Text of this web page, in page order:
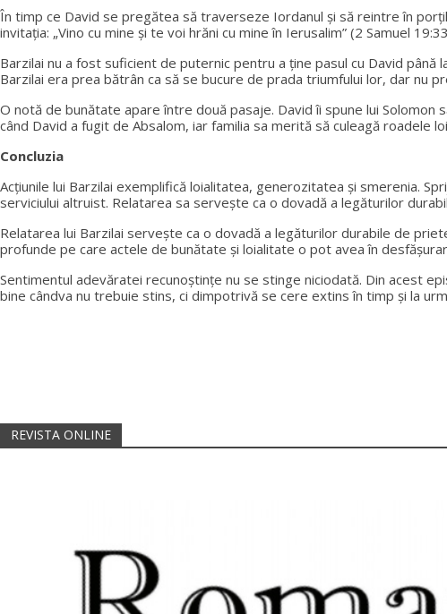
În timp ce David se pregătea să traverseze Iordanul și să reintre în
invitația: „Vino cu mine și te voi hrăni cu mine în Ierusalim” (2 Samuel
Barzilai nu a fost suficient de puternic pentru a ține pasul cu David până
Barzilai era prea bătrân ca să se bucure de prada triumfului lor, dar nu
O notă de bunătate apare între două pasaje. David îi spune lui
când David a fugit de Absalom, iar familia sa merită să culeagă
Concluzia
Acțiunile lui Barzilai exemplifică loialitatea, generozitatea și smerenia.
serviciului altruist. Relatarea sa servește ca o dovadă a legăturilor
Relatarea lui Barzilai servește ca o dovadă a legăturilor durabile de
profunde pe care actele de bunătate și loialitate o pot avea în
Sentimentul adevăratei recunoștințe nu se stinge niciodată. Din acest
bine cândva nu trebuie stins, ci dimpotrivă se cere extins în timp și la
REVISTA ONLINE